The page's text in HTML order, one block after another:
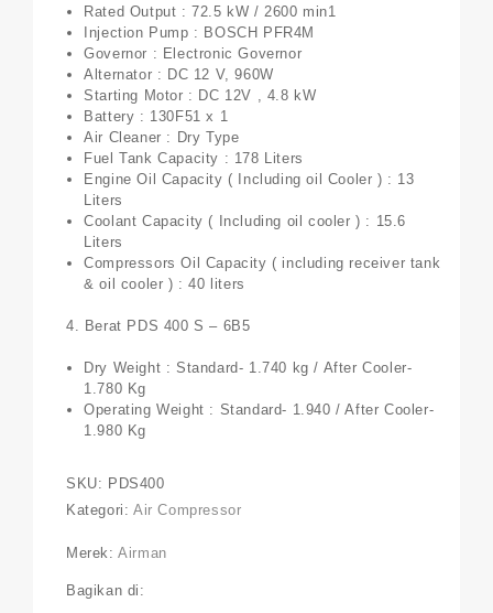
Rated Output : 72.5 kW / 2600 min1
Injection Pump : BOSCH PFR4M
Governor : Electronic Governor
Alternator : DC 12 V, 960W
Starting Motor : DC 12V , 4.8 kW
Battery : 130F51 x 1
Air Cleaner : Dry Type
Fuel Tank Capacity : 178 Liters
Engine Oil Capacity ( Including oil Cooler ) : 13
Liters
Coolant Capacity ( Including oil cooler ) : 15.6
Liters
Compressors Oil Capacity ( including receiver tank
& oil cooler ) : 40 liters
4. Berat PDS 400 S – 6B5
Dry Weight : Standard- 1.740 kg / After Cooler-
1.780 Kg
Operating Weight : Standard- 1.940 / After Cooler-
1.980 Kg
SKU: PDS400
Kategori: Air Compressor
Merek:Airman
Bagikan di: